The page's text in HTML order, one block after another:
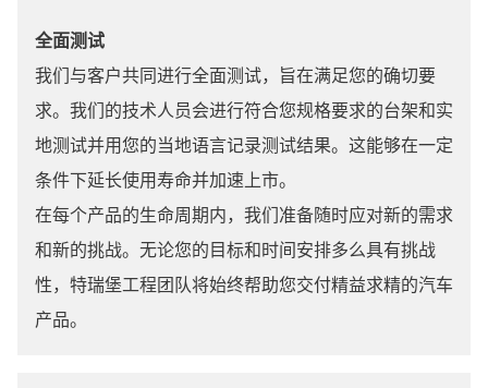
全面测试
我们与客户共同进行全面测试，旨在满足您的确切要
求。我们的技术人员会进行符合您规格要求的台架和实
地测试并用您的当地语言记录测试结果。这能够在一定
条件下延长使用寿命并加速上市。
在每个产品的生命周期内，我们准备随时应对新的需求
和新的挑战。无论您的目标和时间安排多么具有挑战
性，特瑞堡工程团队将始终帮助您交付精益求精的汽车
产品。